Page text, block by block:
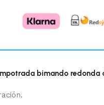
bimando